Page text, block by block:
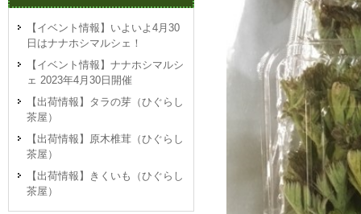
【イベント情報】いよいよ4月30
日はナナホシマルシェ！
【イベント情報】ナナホシマルシ
ェ 2023年4月30日開催
【出荷情報】タラの芽（ひぐらし
茶屋）
【出荷情報】原木椎茸（ひぐらし
茶屋）
【出荷情報】きくいも（ひぐらし
茶屋）